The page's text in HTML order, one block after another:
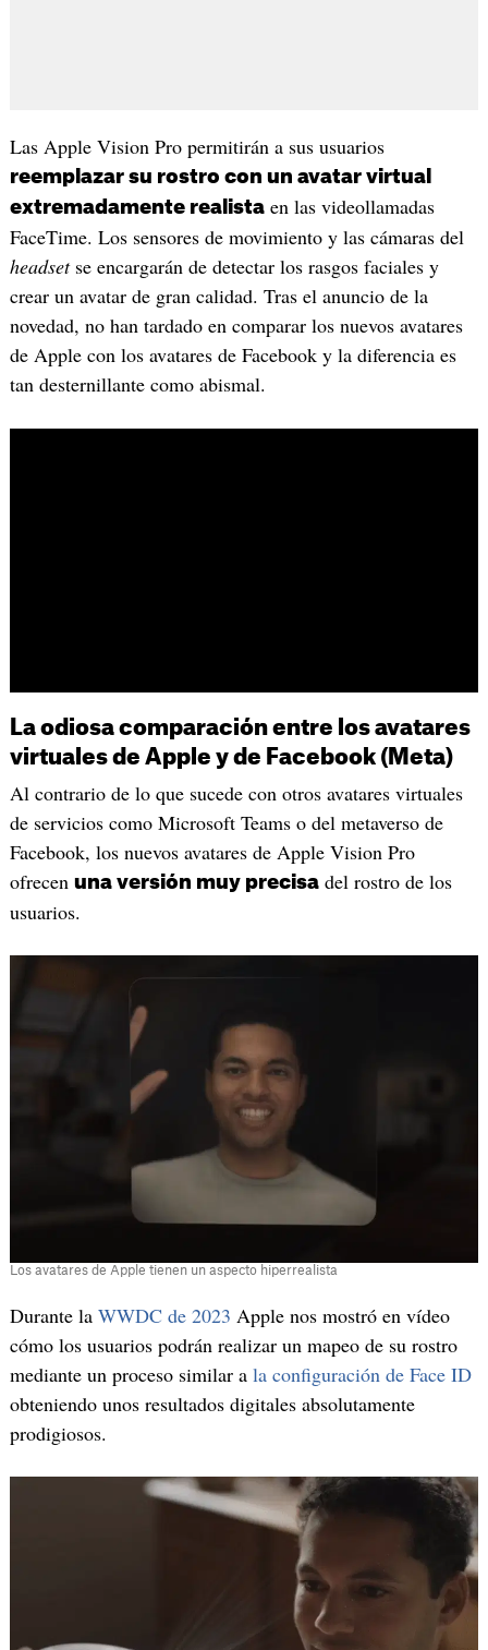
Las Apple Vision Pro permitirán a sus usuarios
reemplazar su rostro con un avatar virtual
extremadamente realistaen las videollamadas
FaceTime. Los sensores de movimiento y las cámaras del
headsetse encargarán de detectar los rasgos faciales y
crear un avatar de gran calidad. Tras el anuncio de la
novedad, no han tardado en comparar los nuevos avatares
de Apple con los avatares de Facebook y la diferencia es
tan desternillante como abismal.
La odiosa comparación entre los avatares
virtuales de Apple y de Facebook (Meta)
Al contrario de lo que sucede con otros avatares virtuales
de servicios como Microsoft Teams o del metaverso de
Facebook, los nuevos avatares de Apple Vision Pro
ofrecen una versión muy precisadel rostro de los
usuarios.
Los avatares de Apple tienen un aspecto hiperrealista
Durante la WWDC de 2023 Apple nos mostró en vídeo
cómo los usuarios podrán realizar un mapeo de su rostro
mediante un proceso similar a la configuración de Face ID
obteniendo unos resultados digitales absolutamente
prodigiosos.